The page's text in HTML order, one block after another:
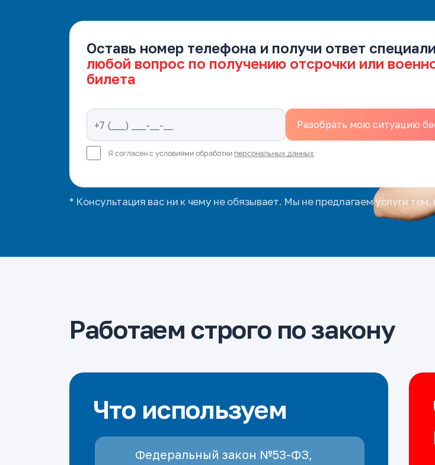
Оставь номер телефона и получи ответ
любой вопрос по получению отсрочки или
билета
Я согласен с условиями обработки персональных данных
* Консультация вас ни к чему не обязывает. Мы не предлагаем услуги
Работаем строго по закону
Что используем
Федеральный закон №53-ФЗ,